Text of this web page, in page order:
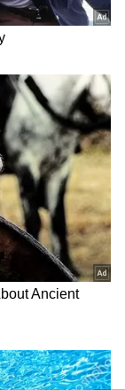
మారిన యూరప్..
రోడ్డుపైనే జనం..